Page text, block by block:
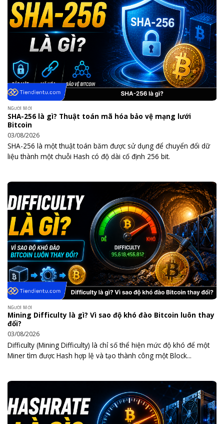
NGƯỜI MỚI
SHA-256 là gì? Thuật toán mã hóa bảo vệ mạng lưới
Bitcoin
03/08/2026
SHA-256 là một thuật toán băm được sử dụng để chuyển đổi dữ
liệu thành một chuỗi Hash có độ dài cố định 256 bit.
NGƯỜI MỚI
Mining Difficulty là gì? Vì sao độ khó đào Bitcoin luôn thay
đổi?
03/08/2026
Difficulty (Mining Difficulty) là chỉ số thể hiện mức độ khó để một
Miner tìm được Hash hợp lệ và tạo thành công một Block...